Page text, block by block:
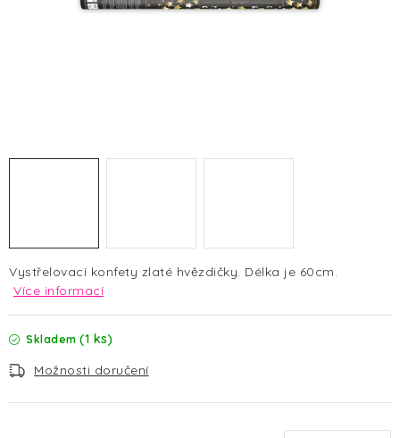
Vystřelovací konfety zlaté hvězdičky. Délka je 60cm.
Více informací
Skladem (1 ks)
Možnosti doručení